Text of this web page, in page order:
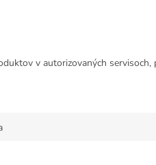
v autorizovaných servisoch,